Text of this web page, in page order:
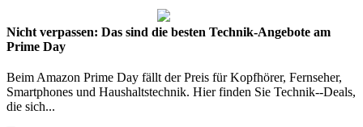
Nicht verpassen: Das sind die besten Technik-Angebote am
Prime Day
Beim Amazon Prime Day fällt der Preis für Kopfhörer, Fernseher,
Smartphones und Haushaltstechnik. Hier finden Sie Technik--Deals,
die sich...